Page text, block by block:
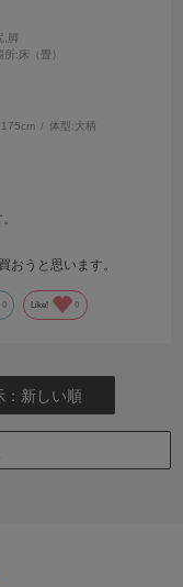
,脚
所:床（畳）
体型:大柄
おうと思います。
0 Like! 0
：新しい順